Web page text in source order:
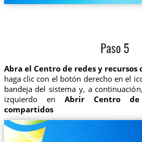
Paso 5
Abra el Centro de redes y recursos
haga clic con el botón derecho en el
bandeja del sistema y, a
izquierdo en Abrir Centro
compartidos